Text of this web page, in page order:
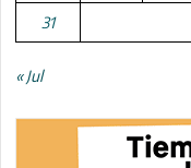
31
« Jul